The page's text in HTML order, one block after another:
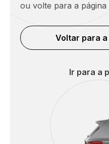
ou volte para a página
Voltar para
Ir para a